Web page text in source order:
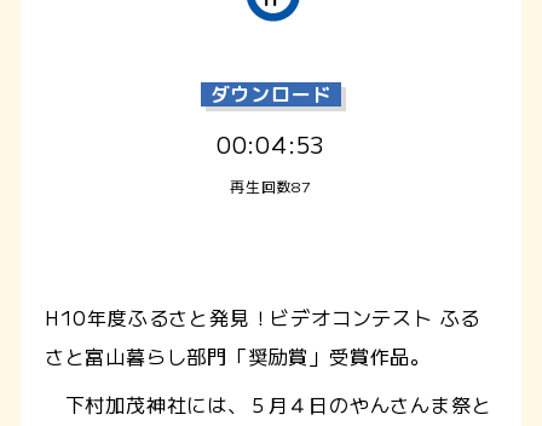
ダウンロード
00:04:53
再生回数87
H10年度ふるさと発見！ビデオコンテスト ふる
さと富山暮らし部門「奨励賞」受賞作品。
下村加茂神社には、５月４日のやんさんま祭と